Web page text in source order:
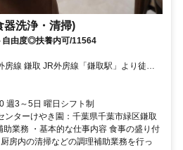
器洗浄・清掃)
自由度◎扶養内可/11564
線 鎌取 JR外房線「鎌取駅」より徒歩1
週3～5日 曜日シフト制
ンターけやき園：千葉県千葉市緑区鎌取
業務 ・基本的な仕事内容 食事の盛り付
房内の清掃などの調理補助業務を行っ